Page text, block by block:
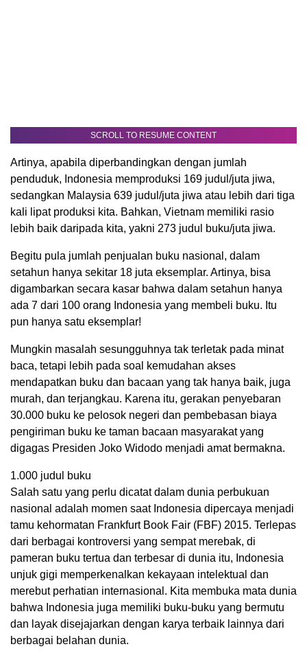
SCROLL TO RESUME CONTENT
Artinya, apabila diperbandingkan dengan jumlah
penduduk, Indonesia memproduksi 169 judul/juta jiwa,
sedangkan Malaysia 639 judul/juta jiwa atau lebih dari tiga
kali lipat produksi kita. Bahkan, Vietnam memiliki rasio
lebih baik daripada kita, yakni 273 judul buku/juta jiwa.
Begitu pula jumlah penjualan buku nasional, dalam
setahun hanya sekitar 18 juta eksemplar. Artinya, bisa
digambarkan secara kasar bahwa dalam setahun hanya
ada 7 dari 100 orang Indonesia yang membeli buku. Itu
pun hanya satu eksemplar!
Mungkin masalah sesungguhnya tak terletak pada minat
baca, tetapi lebih pada soal kemudahan akses
mendapatkan buku dan bacaan yang tak hanya baik, juga
murah, dan terjangkau. Karena itu, gerakan penyebaran
30.000 buku ke pelosok negeri dan pembebasan biaya
pengiriman buku ke taman bacaan masyarakat yang
digagas Presiden Joko Widodo menjadi amat bermakna.
1.000 judul buku
Salah satu yang perlu dicatat dalam dunia perbukuan
nasional adalah momen saat Indonesia dipercaya menjadi
tamu kehormatan Frankfurt Book Fair (FBF) 2015. Terlepas
dari berbagai kontroversi yang sempat merebak, di
pameran buku tertua dan terbesar di dunia itu, Indonesia
unjuk gigi memperkenalkan kekayaan intelektual dan
merebut perhatian internasional. Kita membuka mata dunia
bahwa Indonesia juga memiliki buku-buku yang bermutu
dan layak disejajarkan dengan karya terbaik lainnya dari
berbagai belahan dunia.